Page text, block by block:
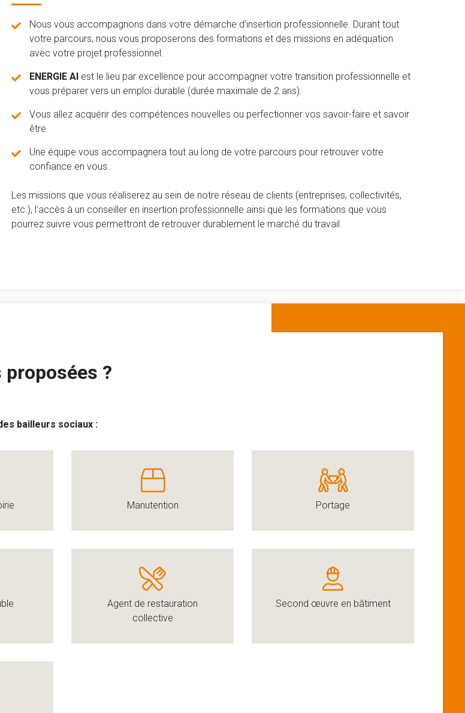
Nous vous accompagnons dans votre démarche d’insertion professionnelle. Durant tout
votre parcours, nous vous proposerons des formations et des missions en adéquation
avec votre projet professionnel.
ENERGIE AIest le lieu par excellence pour accompagner votre transition professionnelle et
vous préparer vers un emploi durable (durée maximale de 2 ans).
Vous allez acquérir des compétences nouvelles ou perfectionner vos savoir-faire et savoir
être.
Une équipe vous accompagnera tout au long de votre parcours pour retrouver votre
confiance en vous.
Les missions que vous réaliserez au sein de notre réseau de clients (entreprises, collectivités,
etc.), l'accès à un conseiller en insertion professionnelle ainsi que les formations que vous
pourrez suivre vous permettront de retrouver durablement le marché du travail.
?
bailleurs sociaux :
Manutention Portage
Agent de restauration
collective
Second œuvre en bâtiment